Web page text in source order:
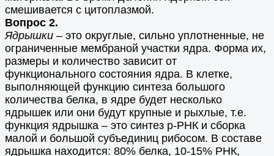
смешивается с цитоплазмой.
Вопрос 2.
Ядрышки – это округлые, сильно уплотненные, не
ограниченные мембраной участки ядра. Форма их,
размеры и количество зависит от
функционального состояния ядра. В клетке,
выполняющей функцию синтеза большого
количества белка, в ядре будет несколько
ядрышек или они будут крупные и рыхлые, т.е.
функция ядрышка – это синтез р-РНК и сборка
малой и большой субъединиц рибосом. В составе
ядрышка находится: 80% белка, 10-15% РНК,